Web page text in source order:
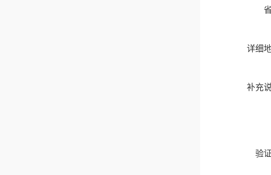
详细
补充
验